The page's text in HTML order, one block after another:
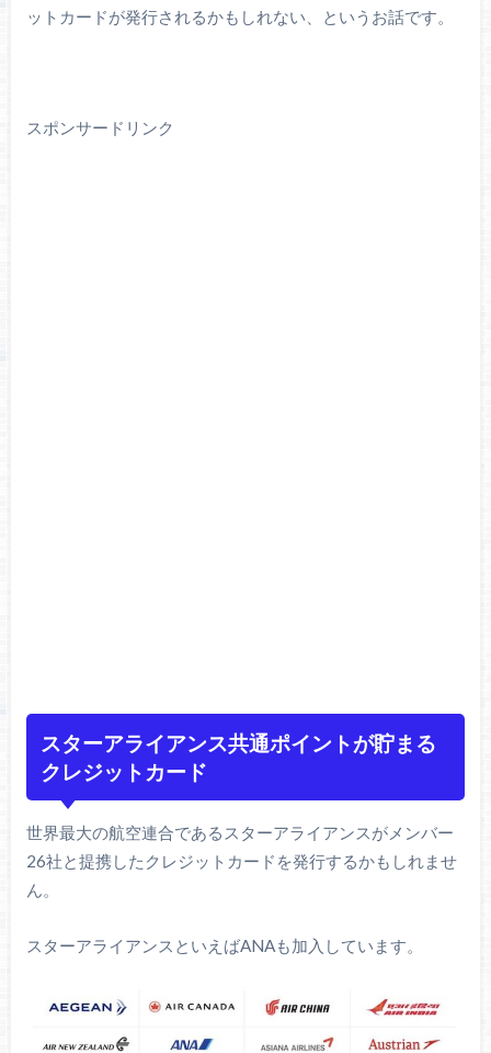
ットカードが発行されるかもしれない、というお話です。
スポンサードリンク
スターアライアンス共通ポイントが貯まる
クレジットカード
世界最大の航空連合であるスターアライアンスがメンバー
26社と提携したクレジットカードを発行するかもしれませ
ん。
スターアライアンスといえばANAも加入しています。